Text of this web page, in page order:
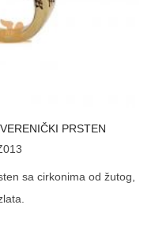
PRSTEN
sa cirkonima od žutog,